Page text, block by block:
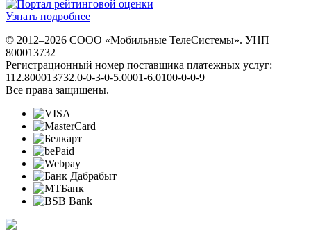
Узнать подробнее
© 2012–2026 СООО «Мобильные ТелеСистемы». УНП
800013732
Регистрационный номер поставщика платежных услуг:
112.800013732.0-0-3-0-5.0001-6.0100-0-0-9
Все права защищены.